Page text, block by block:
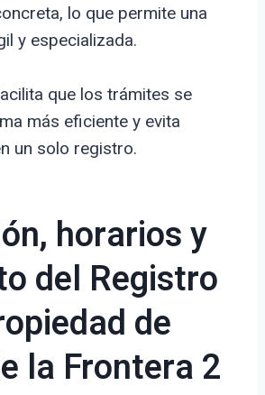
lo que permite una
y especializada.
que los trámites se
más eficiente y evita
un solo registro.
horarios y
del Registro
de
la Frontera 2